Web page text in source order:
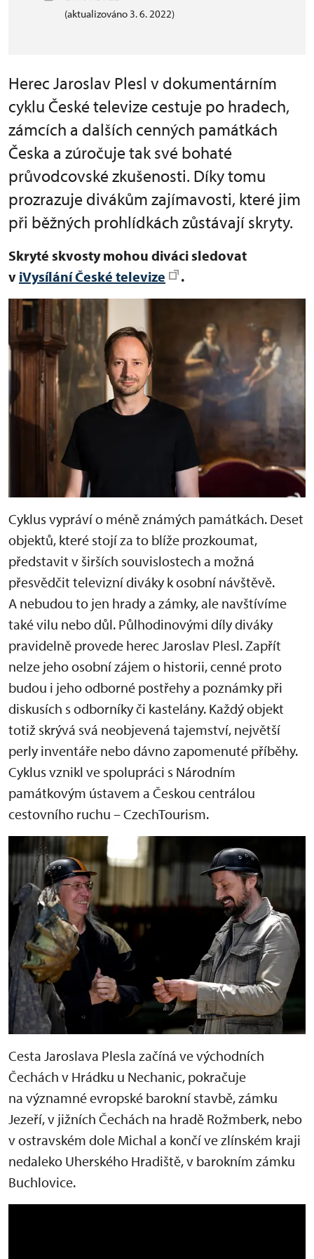
(aktualizováno 3. 6. 2022)
Herec Jaroslav Plesl v dokumentárním
cyklu České televize cestuje po hradech,
zámcích a dalších cenných památkách
Česka a zúročuje tak své bohaté
průvodcovské zkušenosti. Díky tomu
prozrazuje divákům zajímavosti, které jim
při běžných prohlídkách zůstávají skryty.
Skryté skvosty mohou diváci sledovat
v iVysílání České televize .
Cyklus vypráví o méně známých památkách. Deset
objektů, které stojí za to blíže prozkoumat,
představit v širších souvislostech a možná
přesvědčit televizní diváky k osobní návštěvě.
A nebudou to jen hrady a zámky, ale navštívíme
také vilu nebo důl. Půlhodinovými díly diváky
pravidelně provede herec Jaroslav Plesl. Zapřít
nelze jeho osobní zájem o historii, cenné proto
budou i jeho odborné postřehy a poznámky při
diskusích s odborníky či kastelány. Každý objekt
totiž skrývá svá neobjevená tajemství, největší
perly inventáře nebo dávno zapomenuté příběhy.
Cyklus vznikl ve spolupráci s Národním
památkovým ústavem a Českou centrálou
cestovního ruchu – CzechTourism.
Cesta Jaroslava Plesla začíná ve východních
Čechách v Hrádku u Nechanic, pokračuje
na významné evropské barokní stavbě, zámku
Jezeří, v jižních Čechách na hradě Rožmberk, nebo
v ostravském dole Michal a končí ve zlínském kraji
nedaleko Uherského Hradiště, v barokním zámku
Buchlovice.